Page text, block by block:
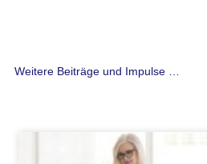
Weitere Beiträge und Impulse …
SeiteSeite
Seite Seite
Seite Seite